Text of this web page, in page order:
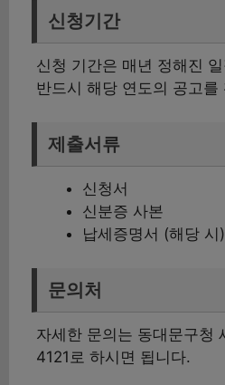
신청기간
신청 기간은 매년 정해진
반드시 해당 연도의 공고를
제출서류
신청서
신분증 사본
납세증명서 (해당 시)
문의처
자세한 문의는 동대문구청
4121로 하시면 됩니다.